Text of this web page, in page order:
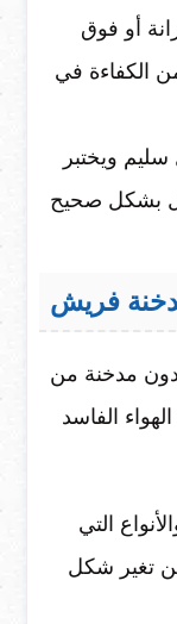
أو فوق
الكفاءة في
ويختبر
بشكل صحيح
فريش
مدخنة من
الفاسد
التي
تغير شكل